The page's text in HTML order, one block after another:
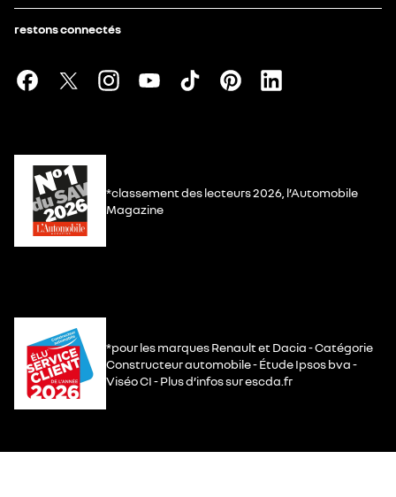
restons connectés
*classement des lecteurs 2026, l’Automobile
Magazine
*pour les marques Renault et Dacia - Catégorie
Constructeur automobile - Étude Ipsos bva -
Viséo CI - Plus d’infos sur escda.fr